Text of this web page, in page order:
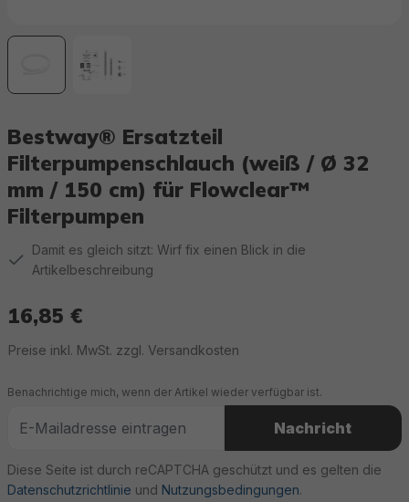
Bestway® Ersatzteil
Filterpumpenschlauch (weiß / Ø 32
mm / 150 cm) für Flowclear™
Filterpumpen
Damit es gleich sitzt: Wirf fix einen Blick in die
Artikelbeschreibung
16,85 €
Preise inkl. MwSt. zzgl. Versandkosten
Benachrichtige mich, wenn der Artikel wieder verfügbar ist.
Nachricht
Diese Seite ist durch reCAPTCHA geschützt und es gelten die
Datenschutzrichtlinie und Nutzungsbedingungen.